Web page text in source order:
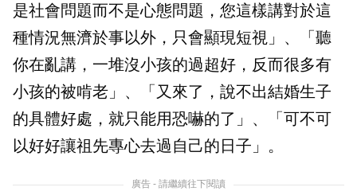
是社會問題而不是心態問題，您這樣講對於這
種情況無濟於事以外，只會顯現短視」、「聽
你在亂講，一堆沒小孩的過超好，反而很多有
小孩的被啃老」、「又來了，說不出結婚生子
的具體好處，就只能用恐嚇的了」、「可不可
以好好讓祖先專心去過自己的日子」。
廣告 - 請繼續往下閱讀